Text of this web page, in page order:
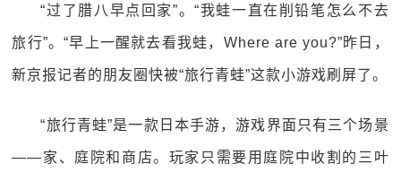
“过了腊八早点回家”。“我蛙一直在削铅笔怎么不去
旅行”。“早上一醒就去看我蛙，Where are you?”昨日，
新京报记者的朋友圈快被“旅行青蛙”这款小游戏刷屏了。
“旅行青蛙”是一款日本手游，游戏界面只有三个场景
——家、庭院和商店。玩家只需要用庭院中收割的三叶